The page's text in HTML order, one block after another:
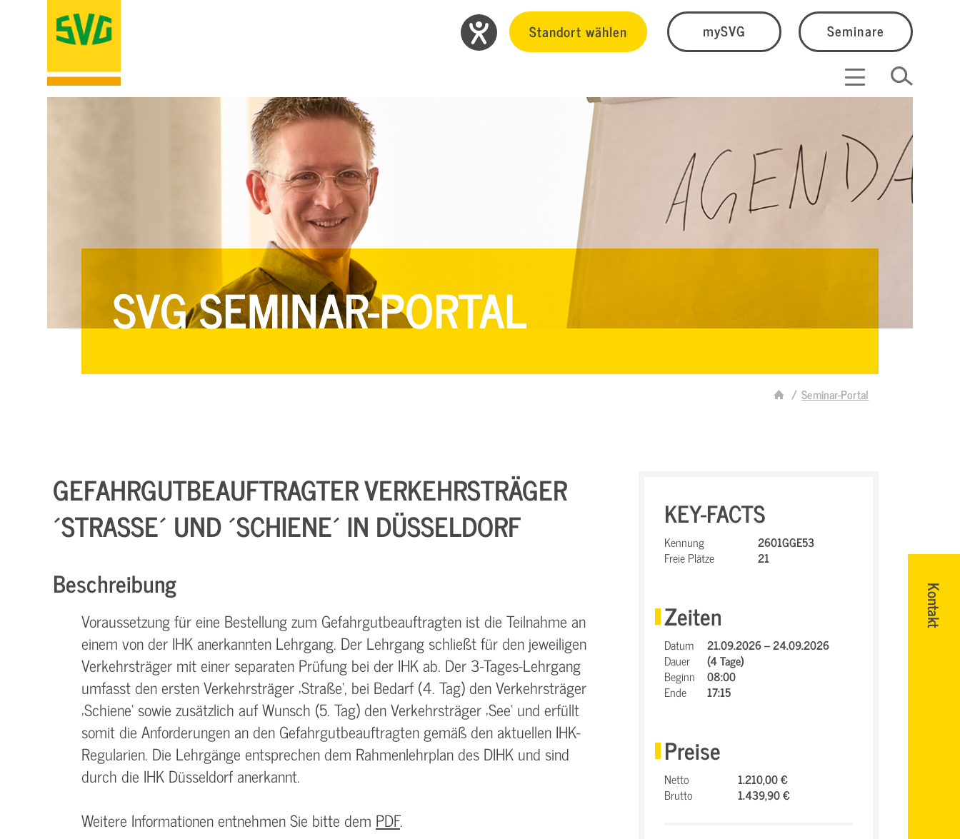
Standort wählen mySVG Seminare
SVG SEMINAR-PORTAL
Seminar-Portal
Kontakt
GEFAHRGUTBEAUFTRAGTER VERKEHRSTRÄGER
´STRASSE´ UND ´SCHIENE´ IN DÜSSELDORF
Beschreibung
Voraussetzung für eine Bestellung zum Gefahrgutbeauftragten ist die Teilnahme an
einem von der IHK anerkannten Lehrgang. Der Lehrgang schließt für den jeweiligen
Verkehrsträger mit einer separaten Prüfung bei der IHK ab. Der 3-Tages-Lehrgang
umfasst den ersten Verkehrsträger ‚Straße‘, bei Bedarf (4. Tag) den Verkehrsträger
‚Schiene‘ sowie zusätzlich auf Wunsch (5. Tag) den Verkehrsträger ‚See‘ und erfüllt
somit die Anforderungen an den Gefahrgutbeauftragten gemäß den aktuellen IHK-
Regularien. Die Lehrgänge entsprechen dem Rahmenlehrplan des DIHK und sind
durch die IHK Düsseldorf anerkannt.
Weitere Informationen entnehmen Sie bitte dem PDF.
KEY-FACTS
Kennung
2601GGE53
Freie Plätze
21
Zeiten
Datum
21.09.2026 – 24.09.2026
Dauer
(4 Tage)
Beginn
08:00
Ende
17:15
Preise
Netto
1.210,00 €
Brutto
1.439,90 €